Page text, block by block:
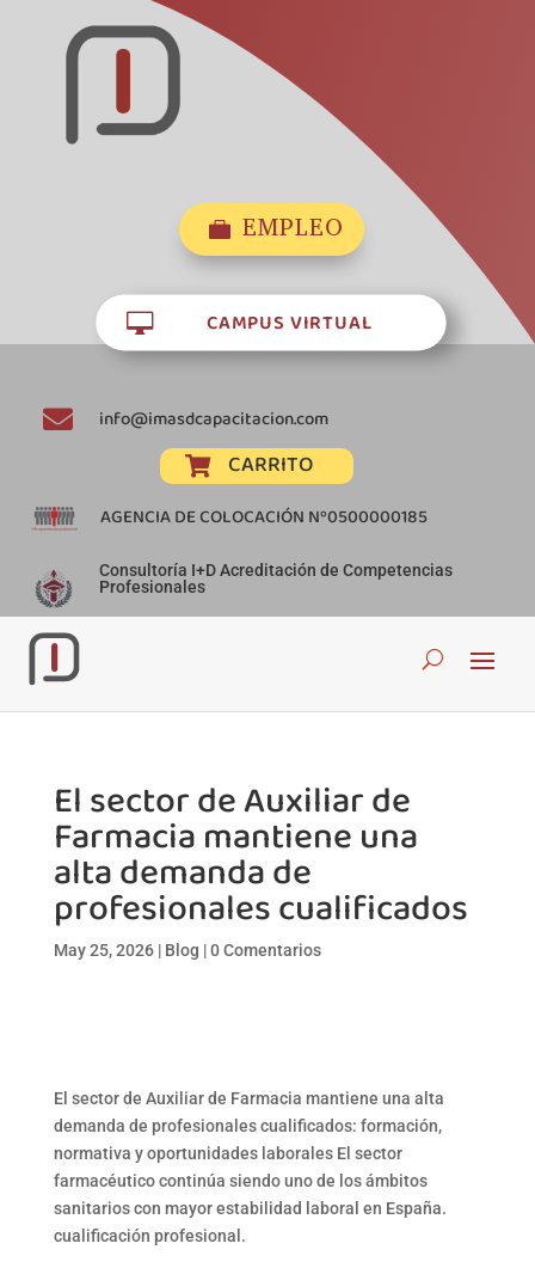
 EMPLEO
 CAMPUS VIRTUAL
 info@imasdcapacitacion.com
 CARRITO
AGENCIA DE COLOCACIÓN Nº0500000185
Consultoría I+D Acreditación de Competencias
Profesionales
El sector de Auxiliar de
Farmacia mantiene una
alta demanda de
profesionales cualificados
May 25, 2026| Blog |0 Comentarios
El sector de Auxiliar de Farmacia mantiene una alta
demanda de profesionales cualificados: formación,
normativa y oportunidades laborales El sector
farmacéuticocontinúa siendo uno de los ámbitos
sanitarios con mayor estabilidad laboral en España.
cualificación profesional.